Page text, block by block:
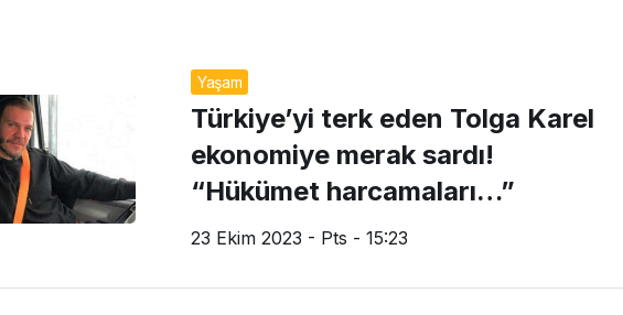
Yaşam
Türkiye’yi terk eden Tolga Karel
ekonomiye merak sardı!
“Hükümet harcamaları…”
23 Ekim 2023 - Pts - 15:23